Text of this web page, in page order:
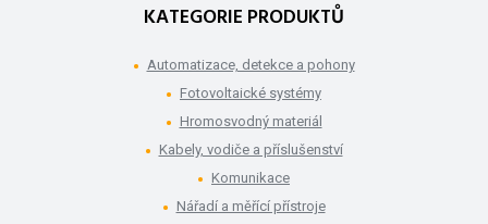
KATEGORIE PRODUKTŮ
Automatizace, detekce a pohony
Fotovoltaické systémy
Hromosvodný materiál
Kabely, vodiče a příslušenství
Komunikace
Nářadí a měřící přístroje